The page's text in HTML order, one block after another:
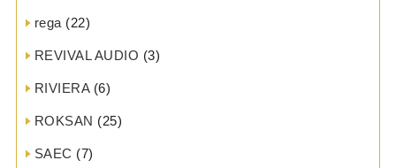
rega (22)
REVIVAL AUDIO (3)
RIVIERA(6)
ROKSAN (25)
SAEC (7)